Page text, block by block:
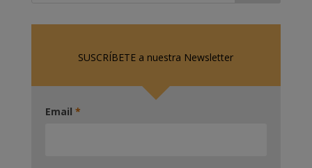
SUSCRÍBETE a nuestra Newsletter
Email *